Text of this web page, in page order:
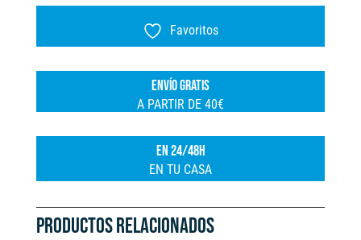
Favoritos
ENVÍO GRATIS
A PARTIR DE 40€
EN 24/48H
EN TU CASA
PRODUCTOS RELACIONADOS